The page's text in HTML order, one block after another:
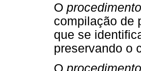
O
compilação de
que se
preservando o
O